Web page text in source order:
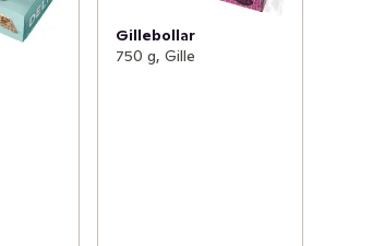
Gillebollar
750 g, Gille